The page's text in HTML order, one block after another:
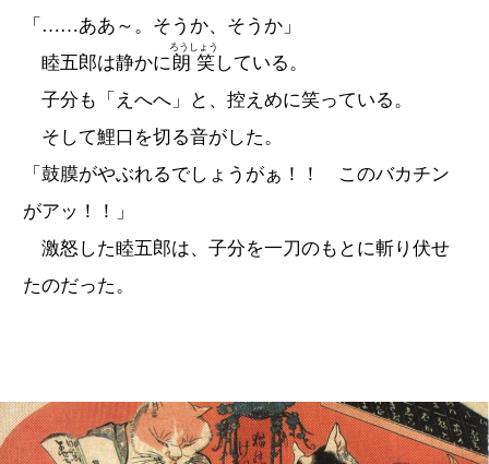
「……ああ～。そうか、そうか」
睦五郎は静かに朗笑
ろうしょう
している。
子分も「えへへ」と、控えめに笑っている。
そして鯉口を切る音がした。
「鼓膜がやぶれるでしょうがぁ！！ このバカチン
がアッ！！」
激怒した睦五郎は、子分を一刀のもとに斬り伏せ
たのだった。